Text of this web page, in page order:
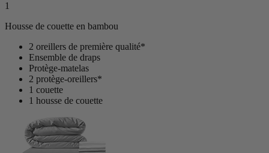
1
Housse de couette en bambou
2 oreillers de première qualité*
Ensemble de draps
Protège-matelas
2 protège-oreillers*
1 couette
1 housse de couette